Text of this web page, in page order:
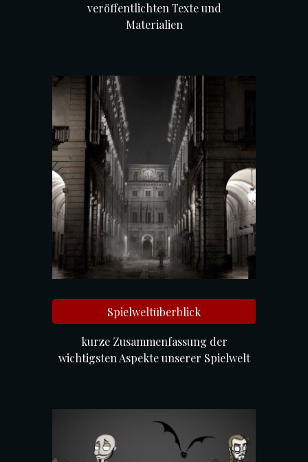
veröffentlichten Texte und
Materialien
Spielweltüberblick
kurze Zusammenfassung der
wichtigsten Aspekte unserer Spielwelt